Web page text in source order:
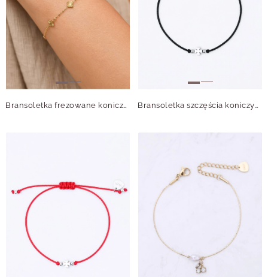
Bransoletka frezowane koniczynki, stal pozłacana S109966Z00 Bransoletka szczęścia koniczynka, stal S109063S01